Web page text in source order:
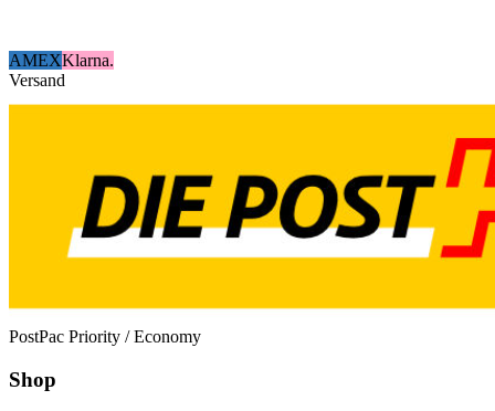
AMEXKlarna.
Versand
PostPac Priority / Economy
Shop